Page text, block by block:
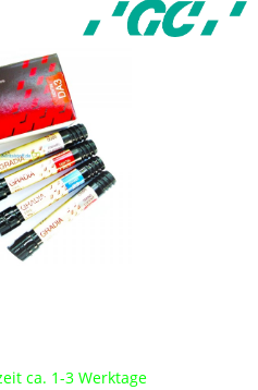
ca. 1-3 Werktage